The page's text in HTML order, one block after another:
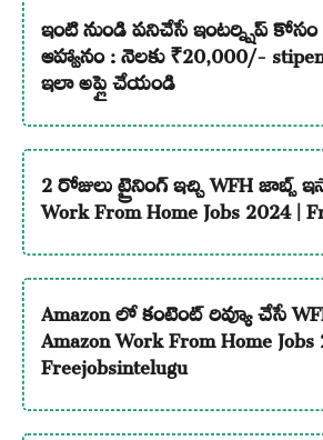
ఇంటి నుండి పనిచేసే ఇంటర్న్షిప్
ఆహ్వానం : నెలకు ₹20,000/-
ఇలా అప్లై చేయండి
2 రోజులు ట్రైనింగ్ ఇచ్చి WFH జాబ్స్
Work From Home Jobs 2024 |
Amazon లో కంటెంట్ రివ్యూ చేసే
Amazon Work From Home
Freejobsintelugu